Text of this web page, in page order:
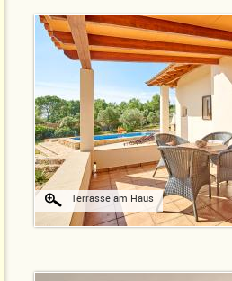
Terrasse am Haus